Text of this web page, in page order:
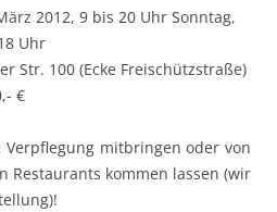
2012, 9 bis 20 Uhr Sonntag,
Uhr
Str. 100 (Ecke Freischützstraße)
€
Verpflegung mitbringen oder von
Restaurants kommen lassen (wir